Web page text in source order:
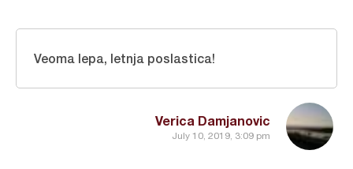
Verica Damjanovic
July 10, 2019, 3:09 pm
Veoma lepa, letnja poslastica!